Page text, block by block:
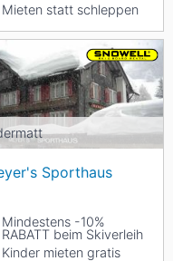
Mieten statt schleppen
Sporthaus
Mindestens -10%
RABATT beim Skiverleih
Kinder mieten gratis